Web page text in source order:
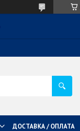
ДОСТАВКА / ОПЛАТА